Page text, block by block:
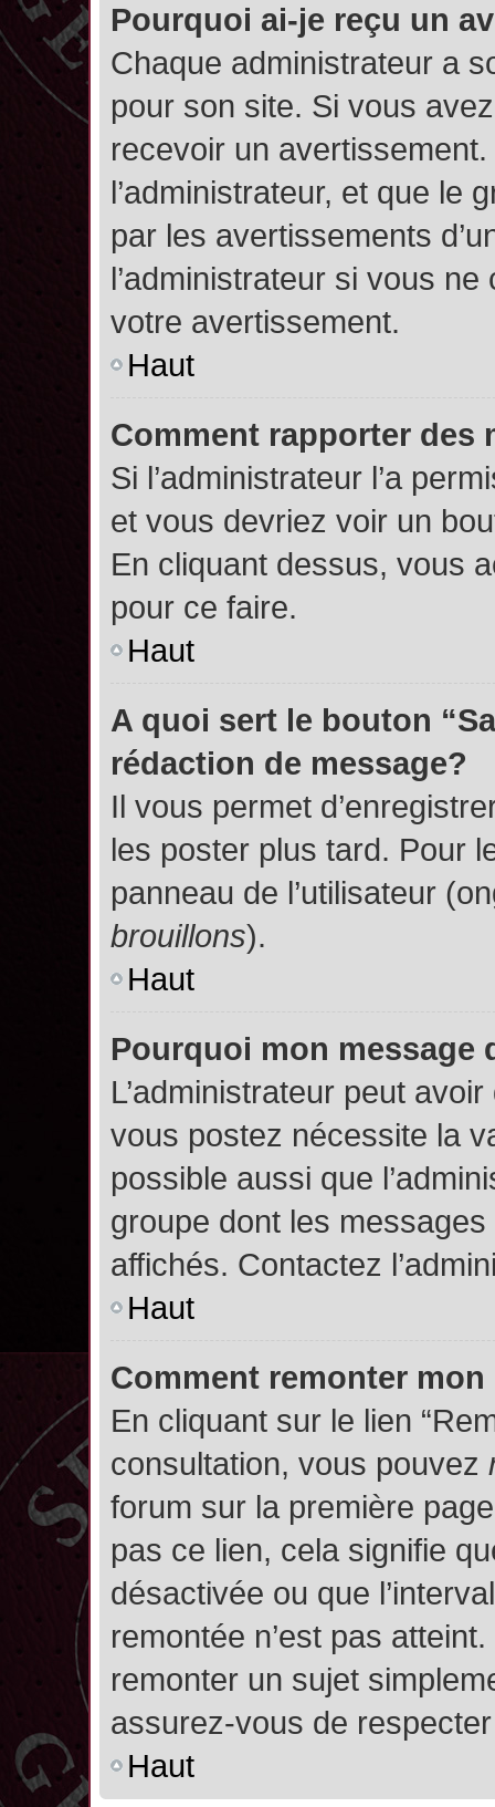
Pourquoi ai-je reçu un
Chaque administrateur a
pour son site. Si vous
recevoir un
l’administrateur, et que le
par les avertissements
l’administrateur si vous
votre avertissement.
Haut
Comment rapporter des
Si l’administrateur l’a
et vous devriez voir un
En cliquant dessus, vous
pour ce faire.
Haut
A quoi sert le bouton
rédaction de message?
Il vous permet
les poster plus tard. Pour
panneau de l’utilisateur
brouillons).
Haut
Pourquoi mon message
L’administrateur peut
vous postez nécessite la
possible aussi que
groupe dont les
affichés. Contactez
Haut
Comment remonter
En cliquant sur le lien
consultation, vous pouvez
forum sur la première
pas ce lien, cela signifie
désactivée ou que
remontée n’est pas
remonter un sujet
assurez-vous de
Haut